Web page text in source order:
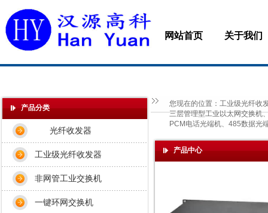
网站首页 关于我们
产品中心
您现在的位置： 工业级光纤收
三层管理型工业以太网交换机
PCM电话光端机、485数据光
产品分类
光纤收发器
工业级光纤收发器
非网管工业交换机
一键环网交换机